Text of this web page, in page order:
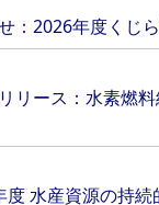
：2026年度くじ
リース：水素燃
度 水産資源の持